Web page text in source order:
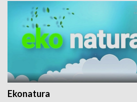
Ekonatura